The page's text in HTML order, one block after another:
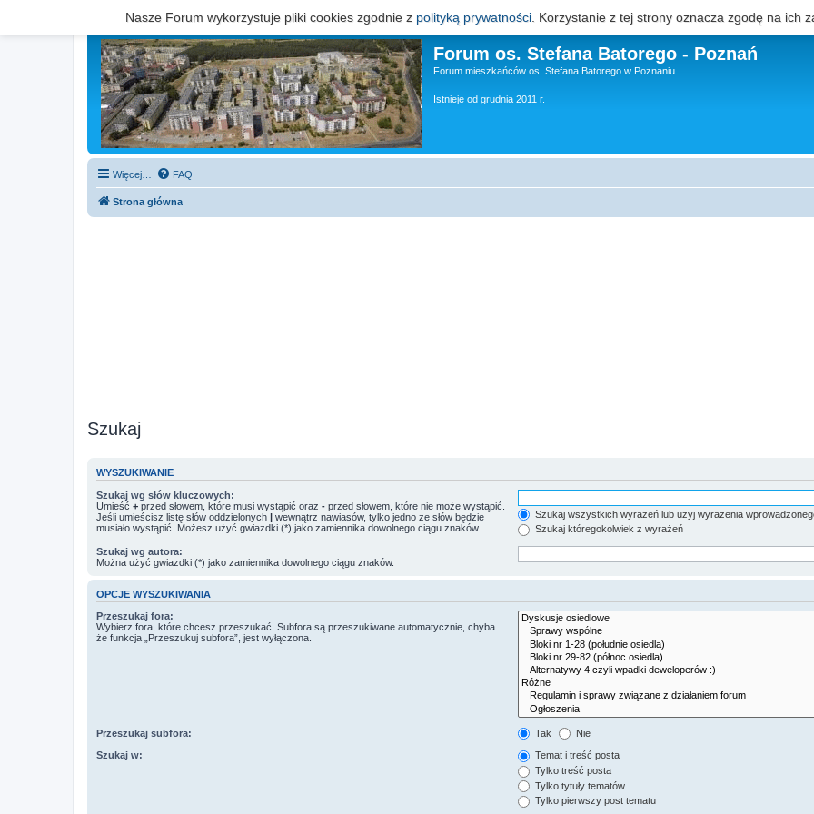
Forum os. Stefana Batorego - Poznań
Forum mieszkańców os. Stefana Batorego w Poznaniu
Istnieje od grudnia 2011 r.
Więcej… FAQ
Strona główna
Szukaj
WYSZUKIWANIE
Szukaj wg słów kluczowych:
Umieść + przed słowem, które musi wystąpić oraz - przed słowem, które nie może wystąpić.
Jeśli umieścisz listę słów oddzielonych | wewnątrz nawiasów, tylko jedno ze słów będzie
musiało wystąpić. Możesz użyć gwiazdki (*) jako zamiennika dowolnego ciągu znaków.
Szukaj wszystkich wyrażeń lub użyj wyrażenia
Szukaj któregokolwiek z wyrażeń
Szukaj wg autora:
Można użyć gwiazdki (*) jako zamiennika dowolnego ciągu znaków.
OPCJE WYSZUKIWANIA
Przeszukaj fora:
Wybierz fora, które chcesz przeszukać. Subfora są przeszukiwane automatycznie, chyba
że funkcja „Przeszukuj subfora”, jest wyłączona.
Przeszukaj subfora: Tak Nie
Szukaj w:
Temat i treść posta
Tylko treść posta
Tylko tytuły tematów
Tylko pierwszy post tematu
Nasze Forum wykorzystuje pliki cookies zgodnie z polityką prywatności. Korzystanie z tej strony oznacza zgodę na ich